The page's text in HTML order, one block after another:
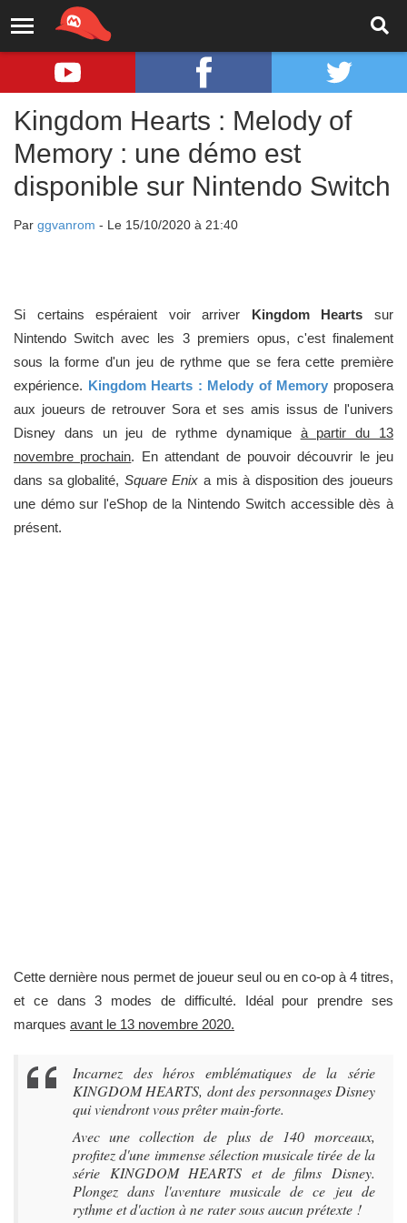
Kingdom Hearts : Melody of
Memory : une démo est
disponible sur Nintendo Switch
Par ggvanrom - Le 15/10/2020 à 21:40
Si certains espéraient voir arriver Kingdom Hearts sur
Nintendo Switch avec les 3 premiers opus, c'est finalement
sous la forme d'un jeu de rythme que se fera cette première
expérience. Kingdom Hearts : Melody of Memory proposera
aux joueurs de retrouver Sora et ses amis issus de l'univers
Disney dans un jeu de rythme dynamique à partir du 13
novembre prochain. En attendant de pouvoir découvrir le jeu
dans sa globalité, Square Enix a mis à disposition des joueurs
une démo sur l'eShop de la Nintendo Switch accessible dès à
présent.
Cette dernière nous permet de joueur seul ou en co-op à 4 titres,
et ce dans 3 modes de difficulté. Idéal pour prendre ses
marques avant le 13 novembre 2020.
Incarnez des héros emblématiques de la série
KINGDOM HEARTS, dont des personnages Disney
qui viendront vous prêter main-forte.
Avec une collection de plus de 140 morceaux,
profitez d'une immense sélection musicale tirée de la
série KINGDOM HEARTS et de films Disney.
Plongez dans l'aventure musicale de ce jeu de
rythme et d'action à ne rater sous aucun prétexte !